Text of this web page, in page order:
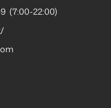
(7:00-22:00)